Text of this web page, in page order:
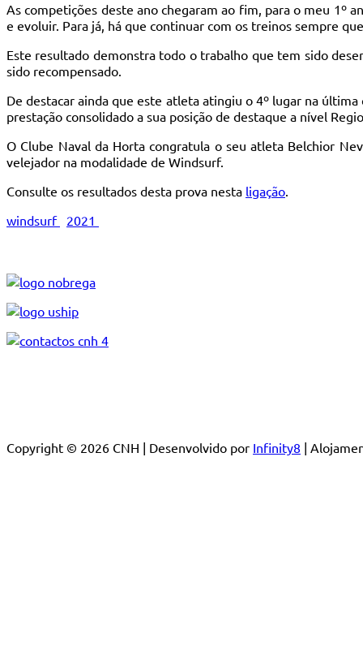
As competições deste ano chegaram ao fim, para o meu 1º
e evoluir. Para já, há que continuar com os treinos sempre
Este resultado demonstra todo o trabalho que tem sido
sido recompensado.
De destacar ainda que este atleta atingiu o 4º lugar na
prestação consolidado a sua posição de destaque a nível
O Clube Naval da Horta congratula o seu atleta Belchior
velejador na modalidade de Windsurf.
Consulte os resultados desta prova nesta ligação.
windsurf 2021
Copyright © 2026 CNH | Desenvolvido por Infinity8 |